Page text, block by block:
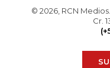
© 2026, RCN
Cr.